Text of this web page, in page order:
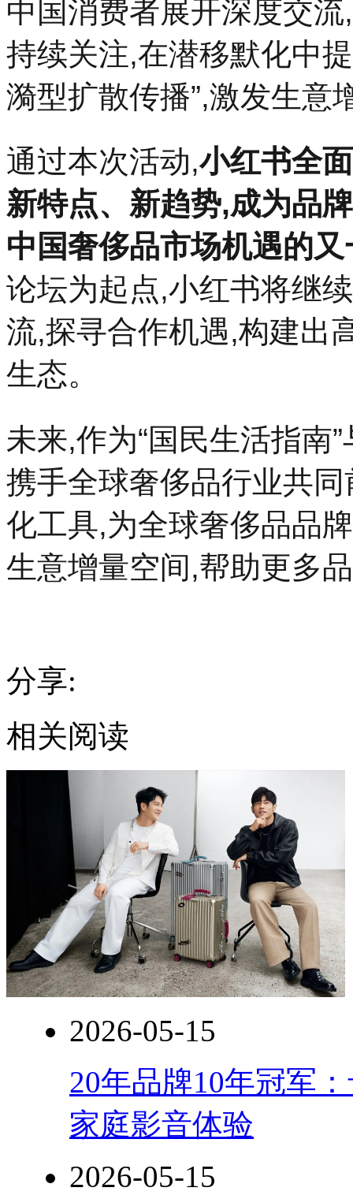
中国消费者展开深度交
持续关注,在潜移默化中
漪型扩散传播”,激发生意
通过本次活动,小红书全
新特点、新趋势,成为品
中国奢侈品市场机遇的
论坛为起点,小红书将继
流,探寻合作机遇,构建出
生态。
未来,作为“国民生活指南
携手全球奢侈品行业共
化工具,为全球奢侈品品
生意增量空间,帮助更多
分享:
相关阅读
2026-05-15
20年品牌10年冠军
家庭影音体验
2026-05-15